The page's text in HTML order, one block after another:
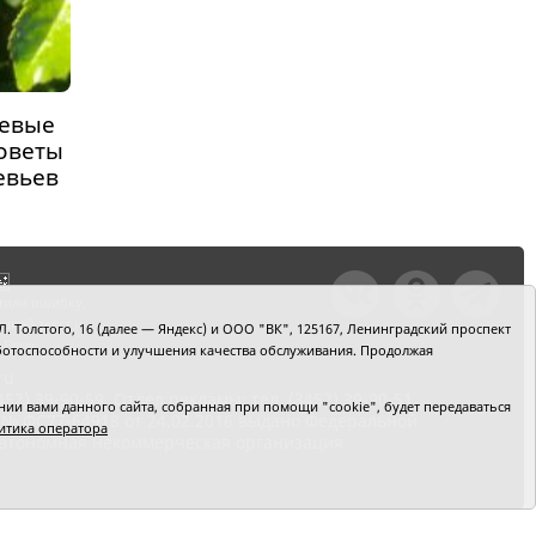
текст и
39-90-59. Отдел рекламы: тел. (3452) 39-90-51.
ФС77-64918 от 24.02.2016 выдано Федеральной
некоммерческая организация
Толстого, 16 (далее — Яндекс) и ООО "ВК", 125167, Ленинградский проспект
и улучшения качества обслуживания. Продолжая
вами данного сайта, собранная при помощи "cookie", будет передаваться
оператора